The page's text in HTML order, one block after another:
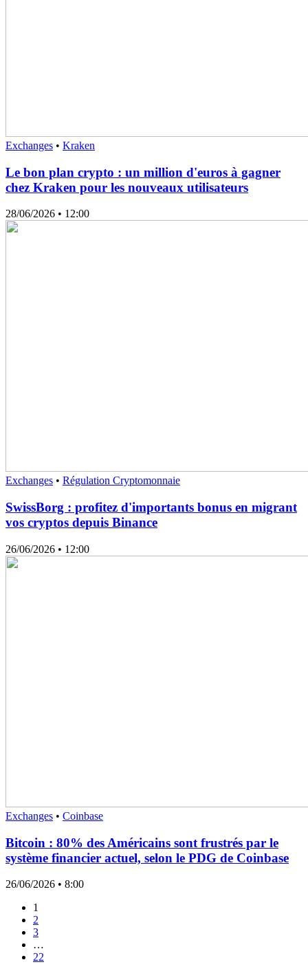
Exchanges • Kraken
Le bon plan crypto : un million d'euros à gagner
chez Kraken pour les nouveaux utilisateurs
28/06/2026 • 12:00
Exchanges • Régulation Cryptomonnaie
SwissBorg : profitez d'importants bonus en migrant
vos cryptos depuis Binance
26/06/2026 • 12:00
Exchanges • Coinbase
Bitcoin : 80% des Américains sont frustrés par le
système financier actuel, selon le PDG de Coinbase
26/06/2026 • 8:00
1
2
3
…
22